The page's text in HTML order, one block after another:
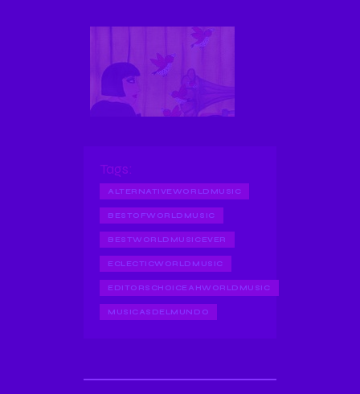
Tags:
ALTERNATIVEWORLDMUSIC
BESTOFWORLDMUSIC
BESTWORLDMUSICEVER
ECLECTICWORLDMUSIC
EDITORSCHOICEAHWORLDMUSIC
MUSICASDELMUNDO